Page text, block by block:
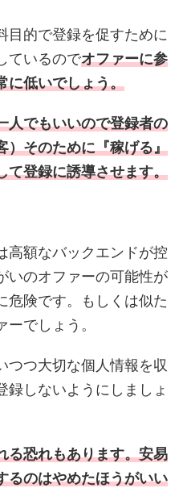
目的で登録を促すために
ているのでオファーに参
に低いでしょう。
人でもいいので登録者の
）そのために『稼げる』
て登録に誘導させます。
高額なバックエンドが控
いのオファーの可能性が
危険です。もしくは似た
でしょう。
つつ大切な個人情報を収
録しないようにしましょ
る恐れもあります。安易
るのはやめたほうがいい